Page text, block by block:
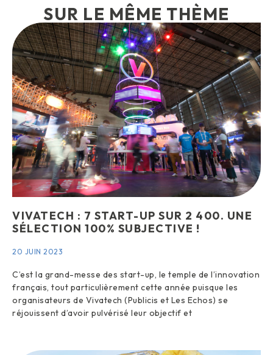
SUR LE MÊME THÈME
VIVATECH : 7 START-UP SUR 2 400. UNE
SÉLECTION 100% SUBJECTIVE !
20 JUIN 2023
C’est la grand-messe des start-up, le temple de l’innovation
français, tout particulièrement cette année puisque les
organisateurs de Vivatech (Publicis et Les Echos) se
réjouissent d’avoir pulvérisé leur objectif et